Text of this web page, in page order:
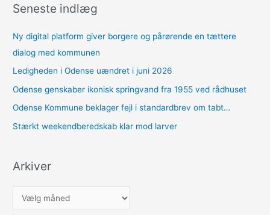
Seneste indlæg
Ny digital platform giver borgere og pårørende en tættere
dialog med kommunen
Ledigheden i Odense uændret i juni 2026
Odense genskaber ikonisk springvand fra 1955 ved rådhuset
Odense Kommune beklager fejl i standardbrev om tabt…
Stærkt weekendberedskab klar mod larver
Arkiver
r